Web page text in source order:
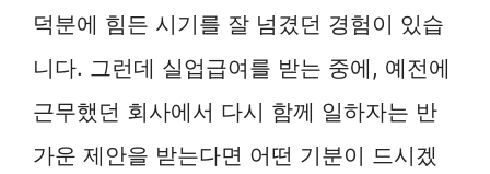
덕분에 힘든 시기를 잘 넘겼던 경험이 있습
니다. 그런데 실업급여를 받는 중에, 예전에
근무했던 회사에서 다시 함께 일하자는 반
가운 제안을 받는다면 어떤 기분이 드시겠